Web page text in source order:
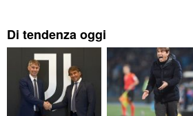
Di tendenza oggi